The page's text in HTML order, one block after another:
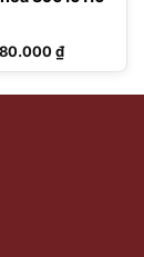
₫Giá
hiện
tại
5.580.000